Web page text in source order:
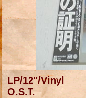
LP/12"/Vinyl
O.S.T.